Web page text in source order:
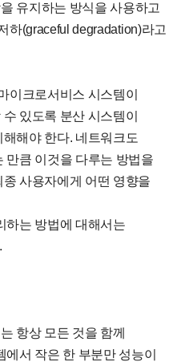
유지하는 방식을 사용하고
하(graceful degradation)라고
이크로서비스 시스템이
있도록 분산 시스템이
해야 한다. 네트워크도
만큼 이것을 다루는 방법을
사용자에게 어떤 영향을
하는 방법에 대해서는
항상 모든 것을 함께
서 작은 한 부분만 성능이